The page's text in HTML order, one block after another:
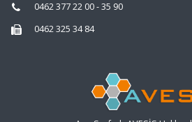
0462 377 22 00 - 35 90
0462 325 34 84